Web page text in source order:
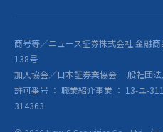
商号等／ニュース証券株式会社 金融
138号
加入協会／日本証券業協会 一般社団
許可番号 ： 職業紹介事業 ： 13-ユ-
314363